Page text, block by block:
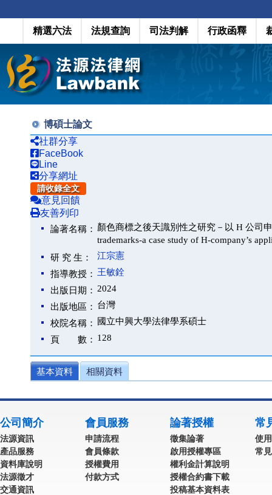
精選六法 法規查詢 司法判解 行政函釋
博碩士論文
社群分享
FaceBook
Line
分享網址
請收錄全文
意見回饋
友善列印
論著名稱： 顏色商標之後天識別性之研究－以 H 公司
trademarks-a case study of H-company’s
研 究 生：
江宗憲
指導教授： 王敏銓
出版日期： 2024
出版地區： 台灣
校院名稱：
國立中興大學法律學系碩士
頁 數： 128
基本資料 相關資料
公司簡介
法源資訊
產品服務
資料庫說明
法源徵才
交通資訊
會員服務
申請流程
會員條款
授權費用
付款方式
論著授權
徵集論著
啟用授權專區
權利金計算說明
授權合約書下載
投稿基本資料表
常
使
常